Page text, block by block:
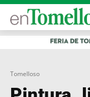
Tomelloso